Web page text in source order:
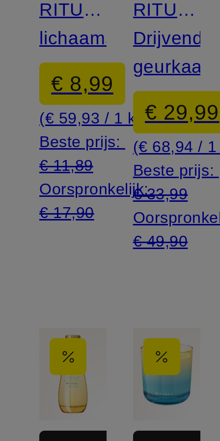
RITUAL
OF
SESHEN
lichaamsscrub
€ 8,99
(€ 59,93 / 1 kg)
Beste prijs:
€ 11,89
Oorspronkelijk:
€ 17,90
RITUAL
OF
SESHEN
Drijvende
geurkaars
€ 29,99
(€ 68,94 /
Beste prijs:
€ 33,99
€ 49,90